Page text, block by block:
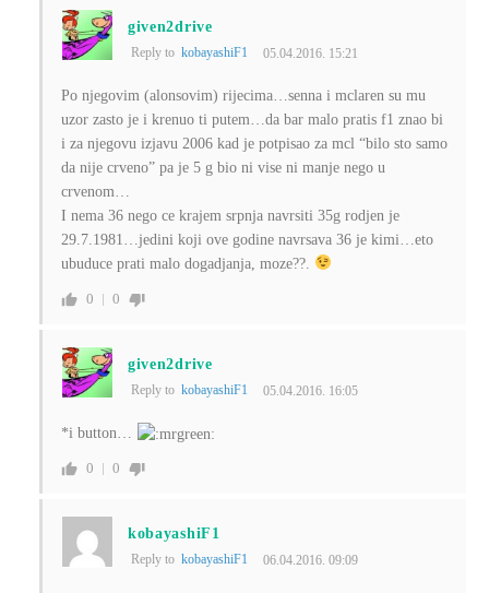
given2drive
Reply to kobayashiF1 05.04.2016. 15:21
Po njegovim (alonsovim) rijecima…senna i mclaren su mu
uzor zasto je i krenuo ti putem…da bar malo pratis f1 znao bi
i za njegovu izjavu 2006 kad je potpisao za mcl “bilo sto samo
da nije crveno” pa je 5 g bio ni vise ni manje nego u
crvenom…
I nema 36 nego ce krajem srpnja navrsiti 35g rodjen je
29.7.1981…jedini koji ove godine navrsava 36 je kimi…eto
ubuduce prati malo dogadjanja, moze??.
0 0
given2drive
Reply to kobayashiF1 05.04.2016. 16:05
*i button…
0 0
kobayashiF1
Reply to kobayashiF1 06.04.2016. 09:09